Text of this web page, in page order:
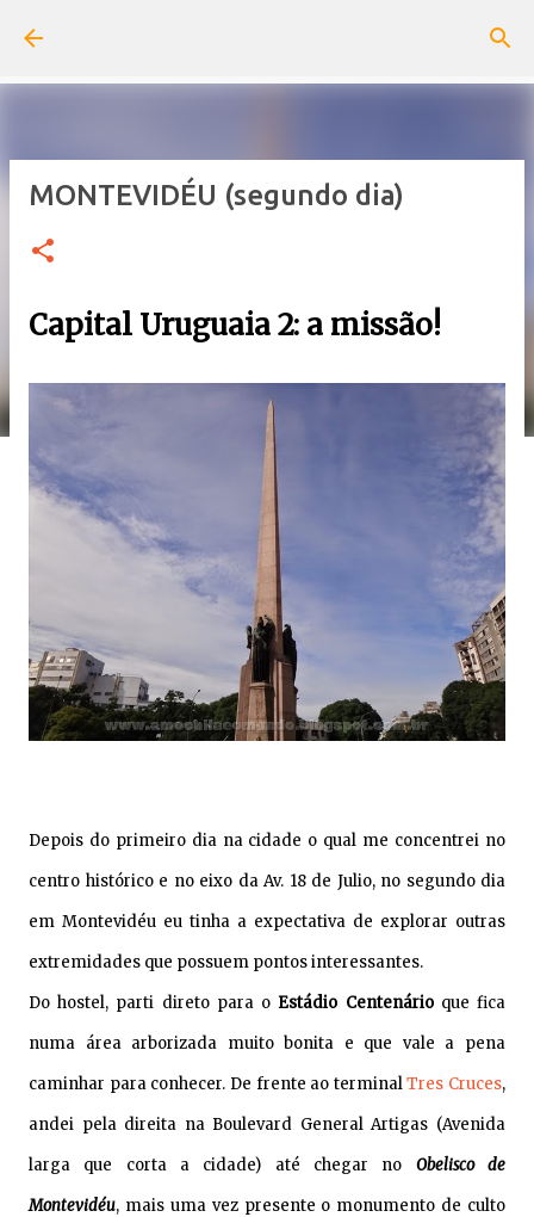
MONTEVIDÉU (segundo dia)
Capital Uruguaia 2: a missão!
Depois do primeiro dia na cidade o qual me concentrei no
centro histórico e no eixo da Av. 18 de Julio, no segundo dia
em Montevidéu eu tinha a expectativa de explorar outras
extremidades que possuem pontos interessantes.
Do hostel, parti direto para o Estádio Centenárioque fica
numa área arborizada muito bonita e que vale a pena
caminhar para conhecer. De frente ao terminalTres Cruces,
andei pela direita na Boulevard General Artigas (Avenida
larga que corta a cidade) até chegar no Obelisco de
Montevidéu, mais uma vez presente o monumento de culto